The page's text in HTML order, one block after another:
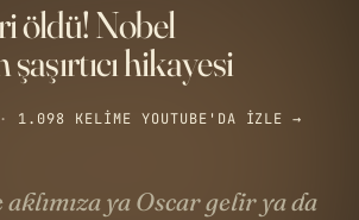
öldü! Nobel
hikayesi
· 1.098 KELIME YOUTUBE'DA IZLE →
ya Oscar gelir ya da